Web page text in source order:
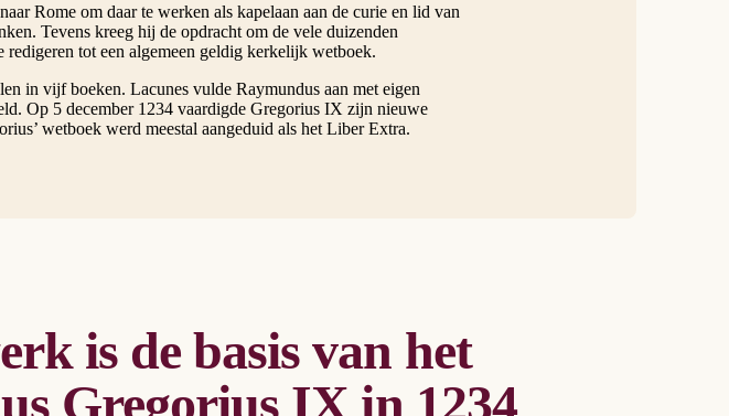
Rome om daar te werken als kapelaan aan de curie en lid van
Tevens kreeg hij de opdracht om de vele duizenden
tot een algemeen geldig kerkelijk wetboek.
in vijf boeken. Lacunes vulde Raymundus aan met eigen
Op 5 december 1234 vaardigde Gregorius IX zijn nieuwe
wetboek werd meestal aangeduid als het Liber Extra.
is de basis van het
Gregorius IX in 1234